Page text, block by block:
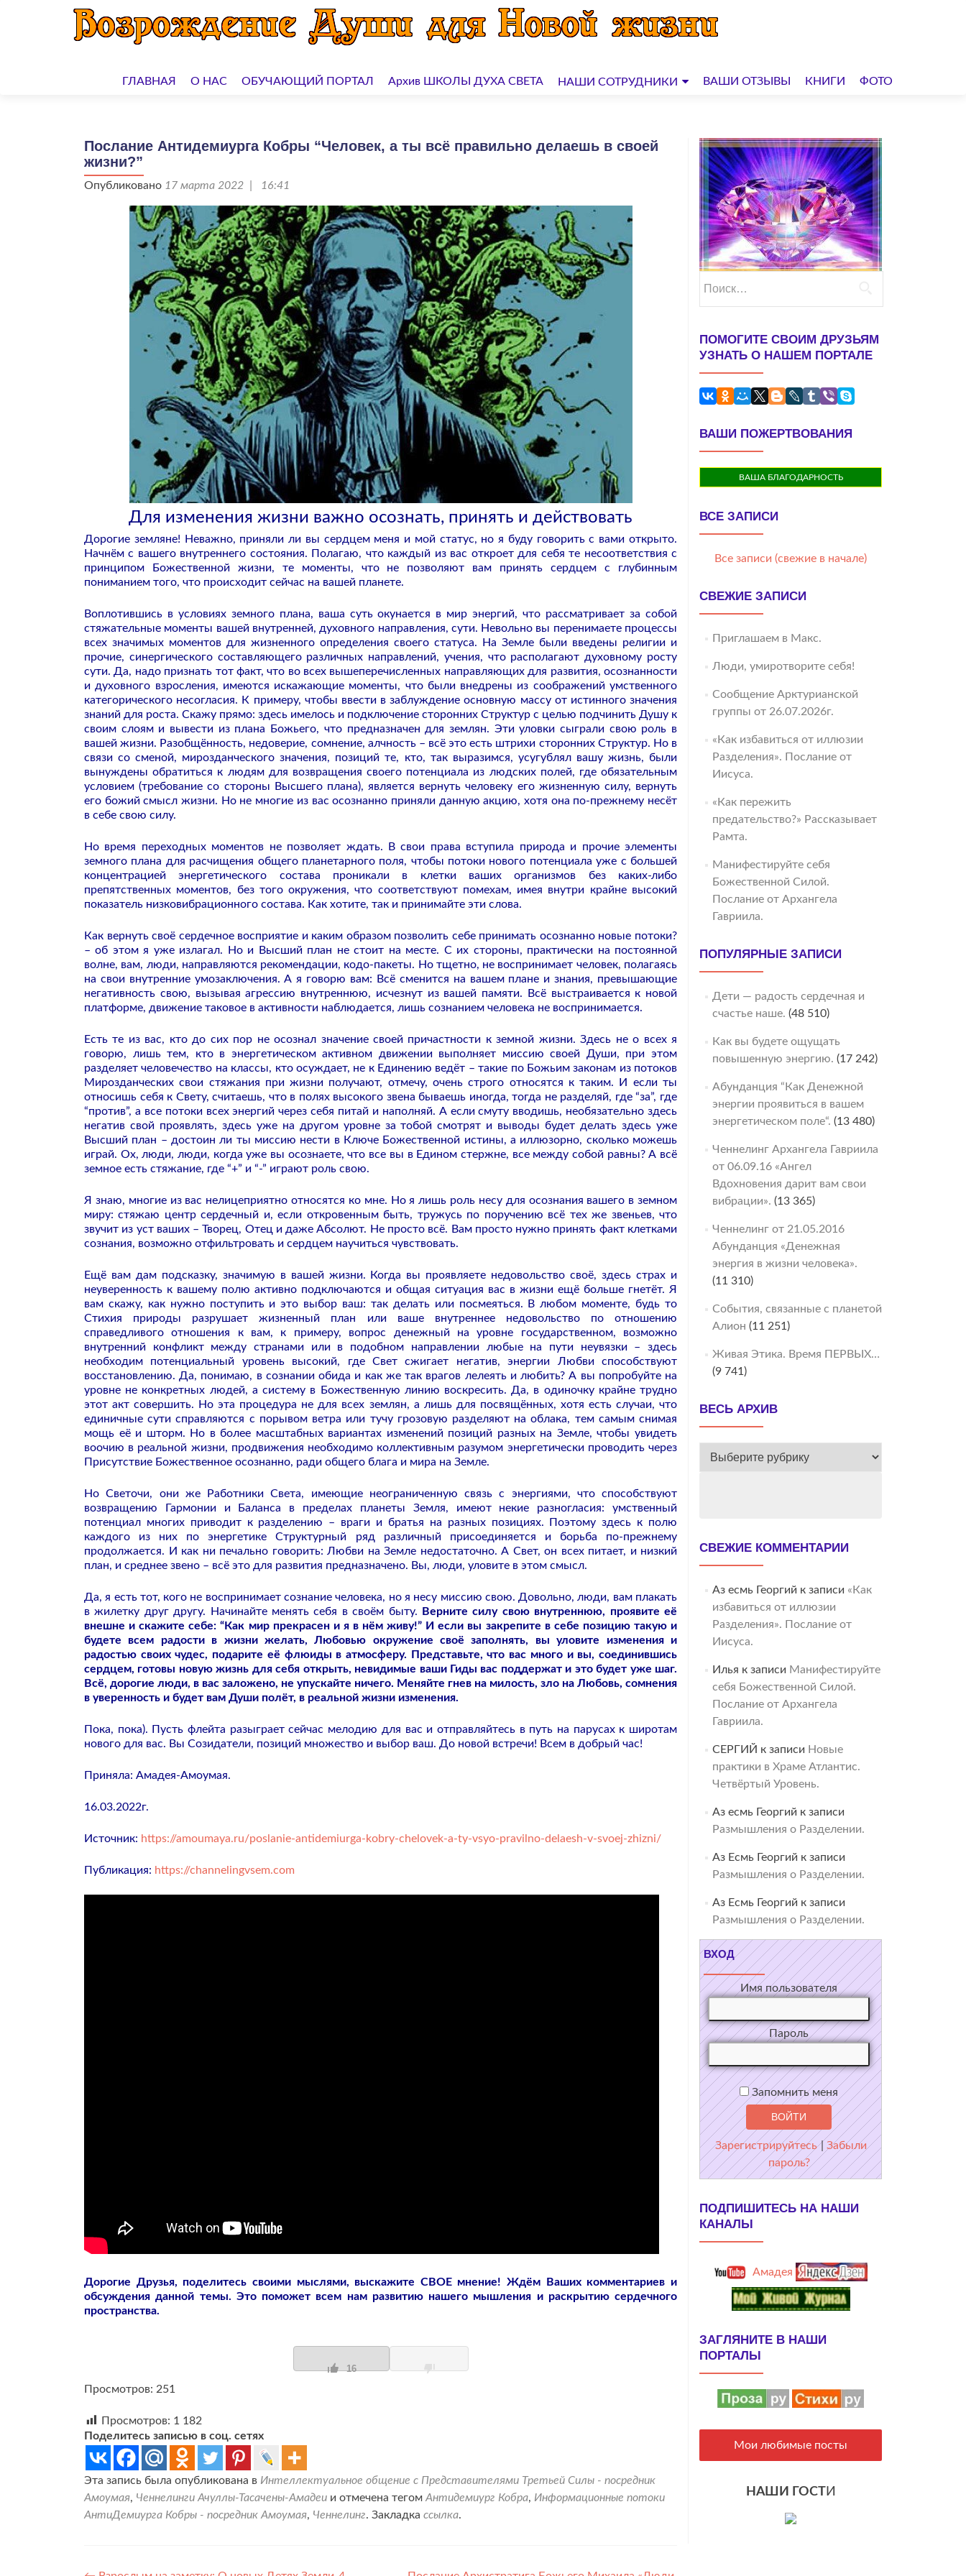
кГЛАВНАЯ О НАС ОБУЧАЮЩИЙ ПОРТАЛ Архив ШКОЛЫ ДУХА СВЕТА НАШИ СОТРУДНИКИ ВАШИ ОТЗЫВЫ КНИГИ ФОТО
Послание Антидемиурга Кобры “Человек, а ты всё правильно делаешь в своей
жизни?”
Опубликовано 17 марта 2022 | 16:41
Для изменения жизни важно осознать, принять и действовать
Дорогие земляне! Неважно, приняли ли вы сердцем меня и мой статус, но я буду говорить с вами открыто.
Начнём с вашего внутреннего состояния. Полагаю, что каждый из вас откроет для себя те несоответствия с
принципом Божественной жизни, те моменты, что не позволяют вам принять сердцем с глубинным
пониманием того, что происходит сейчас на вашей планете.
Воплотившись в условиях земного плана, ваша суть окунается в мир энергий, что рассматривает за собой
стяжательные моменты вашей внутренней, духовного направления, сути. Невольно вы перенимаете процессы
всех значимых моментов для жизненного определения своего статуса. На Земле были введены религии и
прочие, синергического составляющего различных направлений, учения, что располагают духовному росту
сути. Да, надо признать тот факт, что во всех вышеперечисленных направляющих для развития, осознанности
и духовного взросления, имеются искажающие моменты, что были внедрены из соображений умственного
категорического несогласия. К примеру, чтобы ввести в заблуждение основную массу от истинного значения
знаний для роста. Скажу прямо: здесь имелось и подключение сторонних Структур с целью подчинить Душу к
своим слоям и вывести из плана Божьего, что предназначен для землян. Эти уловки сыграли свою роль в
вашей жизни. Разобщённость, недоверие, сомнение, алчность – всё это есть штрихи сторонних Структур. Но в
связи со сменой, мирозданческого значения, позиций те, кто, так выразимся, усугублял вашу жизнь, были
вынуждены обратиться к людям для возвращения своего потенциала из людских полей, где обязательным
условием (требование со стороны Высшего плана), является вернуть человеку его жизненную силу, вернуть
его божий смысл жизни. Но не многие из вас осознанно приняли данную акцию, хотя она по-прежнему несёт
в себе свою силу.
Но время переходных моментов не позволяет ждать. В свои права вступила природа и прочие элементы
земного плана для расчищения общего планетарного поля, чтобы потоки нового потенциала уже с большей
концентрацией энергетического состава проникали в клетки ваших организмов без каких-либо
препятственных моментов, без того окружения, что соответствуют помехам, имея внутри крайне высокий
показатель низковибрационного состава. Как хотите, так и принимайте эти слова.
Как вернуть своё сердечное восприятие и каким образом позволить себе принимать осознанно новые потоки?
– об этом я уже излагал. Но и Высший план не стоит на месте. С их стороны, практически на постоянной
волне, вам, люди, направляются рекомендации, кодо-пакеты. Но тщетно, не воспринимает человек, полагаясь
на свои внутренние умозаключения. А я говорю вам: Всё сменится на вашем плане и знания, превышающие
негативность свою, вызывая агрессию внутреннюю, исчезнут из вашей памяти. Всё выстраивается к новой
платформе, движение таковое в активности наблюдается, лишь сознанием человека не воспринимается.
Есть те из вас, кто до сих пор не осознал значение своей причастности к земной жизни. Здесь не о всех я
говорю, лишь тем, кто в энергетическом активном движении выполняет миссию своей Души, при этом
разделяет человечество на классы, кто осуждает, не к Единению ведёт – такие по Божьим законам из потоков
Мирозданческих свои стяжания при жизни получают, отмечу, очень строго относятся к таким. И если ты
относишь себя к Свету, считаешь, что в полях высокого звена бываешь иногда, тогда не разделяй, где “за”, где
“против”, а все потоки всех энергий через себя питай и наполняй. А если смуту вводишь, необязательно здесь
негатив свой проявлять, здесь уже на другом уровне за тобой смотрят и выводы будет делать здесь уже
Высший план – достоин ли ты миссию нести в Ключе Божественной истины, а иллюзорно, сколько можешь
играй. Ох, люди, люди, когда уже вы осознаете, что все вы в Едином стержне, все между собой равны? А всё
земное есть стяжание, где “+” и “-” играют роль свою.
Я знаю, многие из вас нелицеприятно относятся ко мне. Но я лишь роль несу для осознания вашего в земном
миру: стяжаю центр сердечный и, если откровенным быть, тружусь по поручению всё тех же звеньев, что
звучит из уст ваших – Творец, Отец и даже Абсолют. Не просто всё. Вам просто нужно принять факт клетками
сознания, возможно отфильтровать и сердцем научиться чувствовать.
Ещё вам дам подсказку, значимую в вашей жизни. Когда вы проявляете недовольство своё, здесь страх и
неуверенность к вашему полю активно подключаются и общая ситуация вас в жизни ещё больше гнетёт. Я
вам скажу, как нужно поступить и это выбор ваш: так делать или посмеяться. В любом моменте, будь то
Стихия природы разрушает жизненный план или ваше внутреннее недовольство по отношению
справедливого отношения к вам, к примеру, вопрос денежный на уровне государственном, возможно
внутренний конфликт между странами или в подобном направлении любые на пути неувязки – здесь
необходим потенциальный уровень высокий, где Свет сжигает негатив, энергии Любви способствуют
восстановлению. Да, понимаю, в сознании обида и как же так врагов лелеять и любить? А вы попробуйте на
уровне не конкретных людей, а систему в Божественную линию воскресить. Да, в одиночку крайне трудно
этот акт совершить. Но эта процедура не для всех землян, а лишь для посвящённых, хотя есть случаи, что
единичные сути справляются с порывом ветра или тучу грозовую разделяют на облака, тем самым снимая
мощь её и шторм. Но в более масштабных вариантах изменений позиций разных на Земле, чтобы увидеть
воочию в реальной жизни, продвижения необходимо коллективным разумом энергетически проводить через
Присутствие Божественное осознанно, ради общего блага и мира на Земле.
Но Светочи, они же Работники Света, имеющие неограниченную связь с энергиями, что способствуют
возвращению Гармонии и Баланса в пределах планеты Земля, имеют некие разногласия: умственный
потенциал многих приводит к разделению – враги и братья на разных позициях. Поэтому здесь к полю
каждого из них по энергетике Структурный ряд различный присоединяется и борьба по-прежнему
продолжается. И как ни печально говорить: Любви на Земле недостаточно. А Свет, он всех питает, и низкий
план, и среднее звено – всё это для развития предназначено. Вы, люди, уловите в этом смысл.
Да, я есть тот, кого не воспринимает сознание человека, но я несу миссию свою. Довольно, люди, вам плакать
в жилетку друг другу. Начинайте менять себя в своём быту.
Верните силу свою внутреннюю, проявите её
внешне и скажите себе: “Как мир прекрасен и я в нём живу!” И если вы закрепите в себе позицию такую и
будете всем радости в жизни желать, Любовью окружение своё заполнять, вы уловите изменения и
радостью своих чудес, подарите её флюиды в атмосферу. Представьте, что вас много и вы, соединившись
сердцем, готовы новую жизнь для себя открыть, невидимые ваши Гиды вас поддержат и это будет уже шаг.
Всё, дорогие люди, в вас заложено, не упускайте ничего. Меняйте гнев на милость, зло на Любовь, сомнения
в уверенность и будет вам Души полёт, в реальной жизни изменения.
Пока, пока). Пусть флейта разыграет сейчас мелодию для вас и отправляйтесь в путь на парусах к широтам
нового для вас. Вы Созидатели, позиций множество и выбор ваш. До новой встречи! Всем в добрый час!
Приняла: Амадея-Амоумая.
16.03.2022г.
Источник: https://amoumaya.ru/poslanie-antidemiurga-kobry-chelovek-a-ty-vsyo-pravilno-delaesh-v-svoej-zhizni/
Публикация: https://channelingvsem.com
Дорогие Друзья, поделитесь своими мыслями, выскажите СВОЕ мнение! Ждём Ваших комментариев и
обсуждения данной темы. Это поможет всем нам развитию нашего мышления и раскрытию сердечного
пространства.
16
Просмотров: 251
Просмотров: 1 182
Поделитесь записью в соц. сетях
Эта запись была опубликована в Интеллектуальное общение с Представителями Третьей Силы - посредник
Амоумая, Ченнелинги Ачуллы-Тасачены-Амадеи и отмечена тегом Антидемиург Кобра, Информационные потоки
АнтиДемиурга Кобры - посредник Амоумая, Ченнелинг. Закладка ссылка.
ПОМОГИТЕ СВОИМ ДРУЗЬЯМ
УЗНАТЬ О НАШЕМ ПОРТАЛЕ
ВАШИ ПОЖЕРТВОВАНИЯ
ВАША БЛАГОДАРНОСТЬ
ВСЕ ЗАПИСИ
Все записи (свежие в начале)
СВЕЖИЕ ЗАПИСИ
Приглашаем в Макс.
Люди, умиротворите себя!
Сообщение Арктурианской
группы от 26.07.2026г.
«Как избавиться от иллюзии
Разделения». Послание от
Иисуса.
«Как пережить
предательство?» Рассказывает
Рамта.
Манифестируйте себя
Божественной Силой.
Послание от Архангела
Гавриила.
ПОПУЛЯРНЫЕ ЗАПИСИ
Дети — радость сердечная и
счастье наше. (48 510)
Как вы будете ощущать
повышенную энергию. (17 242)
Абунданция “Как Денежной
энергии проявиться в вашем
энергетическом поле“. (13 480)
Ченнелинг Архангела Гавриила
от 06.09.16 «Ангел
Вдохновения дарит вам свои
вибрации». (13 365)
Ченнелинг от 21.05.2016
Абунданция «Денежная
энергия в жизни человека».
(11 310)
События, связанные с планетой
Алион (11 251)
Живая Этика. Время ПЕРВЫХ…
(9 741)
ВЕСЬ АРХИВ
ВЕСЬ
СВЕЖИЕ КОММЕНТАРИИ
Аз есмь Георгий к записи «Как
избавиться от иллюзии
Разделения». Послание от
Иисуса.
Илья к записи Манифестируйте
себя Божественной Силой.
Послание от Архангела
Гавриила.
СЕРГИЙ к записи Новые
практики в Храме Атлантис.
Четвёртый Уровень.
Аз есмь Георгий к записи
Размышления о Разделении.
Аз Есмь Георгий к записи
Размышления о Разделении.
Аз Есмь Георгий к записи
Размышления о Разделении.
ВХОД
Имя пользователя
Пароль
Запомнить меня
Зарегистрируйтесь | Забыли
пароль?
ПОДПИШИТЕСЬ НА НАШИ
КАНАЛЫ
Амадея
ЗАГЛЯНИТЕ В НАШИ
ПОРТАЛЫ
Мои любимые посты
НАШИ ГОСТИ